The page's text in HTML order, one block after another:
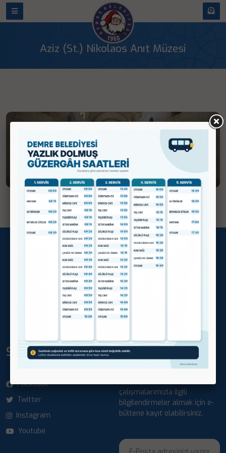
Aziz (St.) Nikolaos Anıt Müzesi
Demre Belediyesi
Gökyazı Mahallesi Mustafa Masatlı Caddesi No:1
Demre/Antalya
Telefon: 444 15 07
SOSYAL MEDYA
Facebook
Twitter
Instagram
Youtube
E-BÜLTEN
çalışmalarımızla ilgili
bilgilendirmeler almak için e-
bültene kayıt olabilirsiniz.